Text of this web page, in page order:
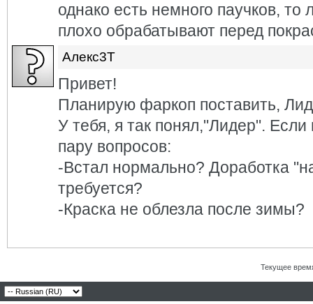
однако есть немного паучков, то
плохо обрабатывают перед
Алекс3Т
Привет!
Планирую фаркоп поставить,
У тебя, я так понял,"Лидер". Если
пару вопросов:
-Встал нормально? Доработка
требуется?
-Краска не облезла после зимы?
Текущее